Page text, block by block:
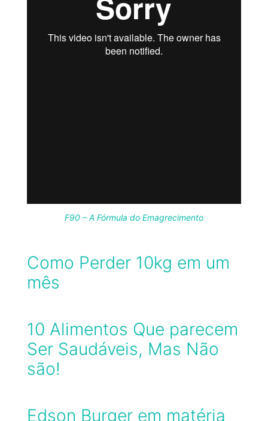
F90 – A Fórmula do Emagrecimento
Como Perder 10kg em um
mês
10 Alimentos Que parecem
Ser Saudáveis, Mas Não
são!
Edson Burger em matéria